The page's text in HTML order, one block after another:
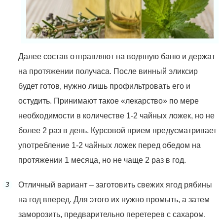
Далее состав отправляют на водяную баню и держат
на протяжении получаса. После винный эликсир
будет готов, нужно лишь профильтровать его и
остудить. Принимают такое «лекарство» по мере
необходимости в количестве 1-2 чайных ложек, но не
более 2 раз в день. Курсовой прием предусматривает
употребление 1-2 чайных ложек перед обедом на
протяжении 1 месяца, но не чаще 2 раз в год.
Отличный вариант – заготовить свежих ягод рябины
на год вперед. Для этого их нужно промыть, а затем
заморозить, предварительно перетерев с сахаром.